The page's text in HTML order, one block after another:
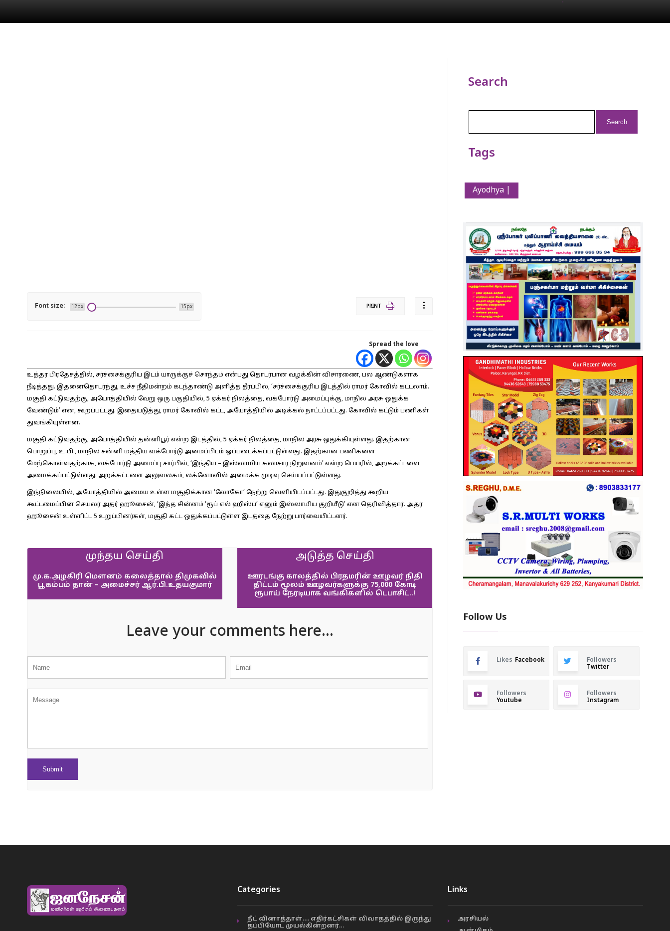
Font size: 12px 15px PRINT
Spread the love
உத்தர பிரதேசத்தில், சர்ச்சைக்குரிய இடம் யாருக்குச் சொந்தம் என்பது தொடர்பான வழக்கின் விசாரணை, பல ஆண்டுகளாக
நீடித்தது. இதனைதொடர்ந்து, உச்ச நீதிமன்றம் கடந்தாண்டு அளித்த தீர்ப்பில், ‘சர்ச்சைக்குரிய இடத்தில் ராமர் கோவில் கட்டலாம்.
மசூதி கட்டுவதற்கு, அயோத்தியில் வேறு ஒரு பகுதியில், 5 ஏக்கர் நிலத்தை, வக்போர்டு அமைப்புக்கு, மாநில அரசு ஒதுக்க
வேண்டும்’ என, கூறப்பட்டது. இதையடுத்து, ராமர் கோவில் கட்ட, அயோத்தியில் அடிக்கல் நாட்டப்பட்டது. கோவில் கட்டும் பணிகள்
துவங்கியுள்ளன.
மசூதி கட்டுவதற்கு, அயோத்தியில் தன்னிபூர் என்ற இடத்தில், 5 ஏக்கர் நிலத்தை, மாநில அரசு ஒதுக்கியுள்ளது. இதற்கான
பொறுப்பு, உ.பி., மாநில சன்னி மத்திய வக்போர்டு அமைப்பிடம் ஒப்படைக்கப்பட்டுள்ளது. இதற்கான பணிகளை
மேற்கொள்வதற்காக, வக்போர்டு அமைப்பு சார்பில், ‘இந்திய – இஸ்லாமிய கலாசார நிறுவனம்’ என்ற பெயரில், அறக்கட்டளை
அமைக்கப்பட்டுள்ளது. அறக்கட்டளை அலுவலகம், லக்னோவில் அமைக்க முடிவு செய்யப்பட்டுள்ளது.
இந்நிலையில், அயோத்தியில் அமைய உள்ள மசூதிக்கான ‘லோகோ’ நேற்று வெளியிடப்பட்டது. இதுகுறித்து கூறிய
கூட்டமைப்பின் செயலர் அதர் ஹூசைன், ‘இந்த சின்னம் ‘ரூப் எல் ஹிஸ்ப்’ எனும் இஸ்லாமிய குறியீடு’ என தெரிவித்தார். அதர்
ஹூசைன் உள்ளிட்ட 5 உறுப்பினர்கள், மசூதி கட்ட ஒதுக்கப்பட்டுள்ள இடத்தை நேற்று பார்வையிட்டனர்.
முந்தய செய்தி
மு.க.அழகிரி மௌனம் கலைத்தால் திமுகவில்
பூகம்பம் தான் – அமைச்சர் ஆர்.பி.உதயகுமார்
அடுத்த செய்தி
ஊரடங்கு காலத்தில் பிரதமரின் ஊழவர் நிதி
திட்டம் மூலம் ஊழவர்களுக்கு 75,000 கோடி
ரூபாய் நேரடியாக வங்கிகளில் டெபாசிட்..!
Leave your comments here...
Search
Tags
Ayodhya |
Follow Us
Likes Facebook
Followers
Twitter
Followers
Youtube
Followers
Instagram
Categories
நீட் வினாத்தாள்…. எதிர்கட்சிகள் விவாதத்தில் இருந்து
தப்பியோட முயல்கின்றனர்…
Links
அரசியல்